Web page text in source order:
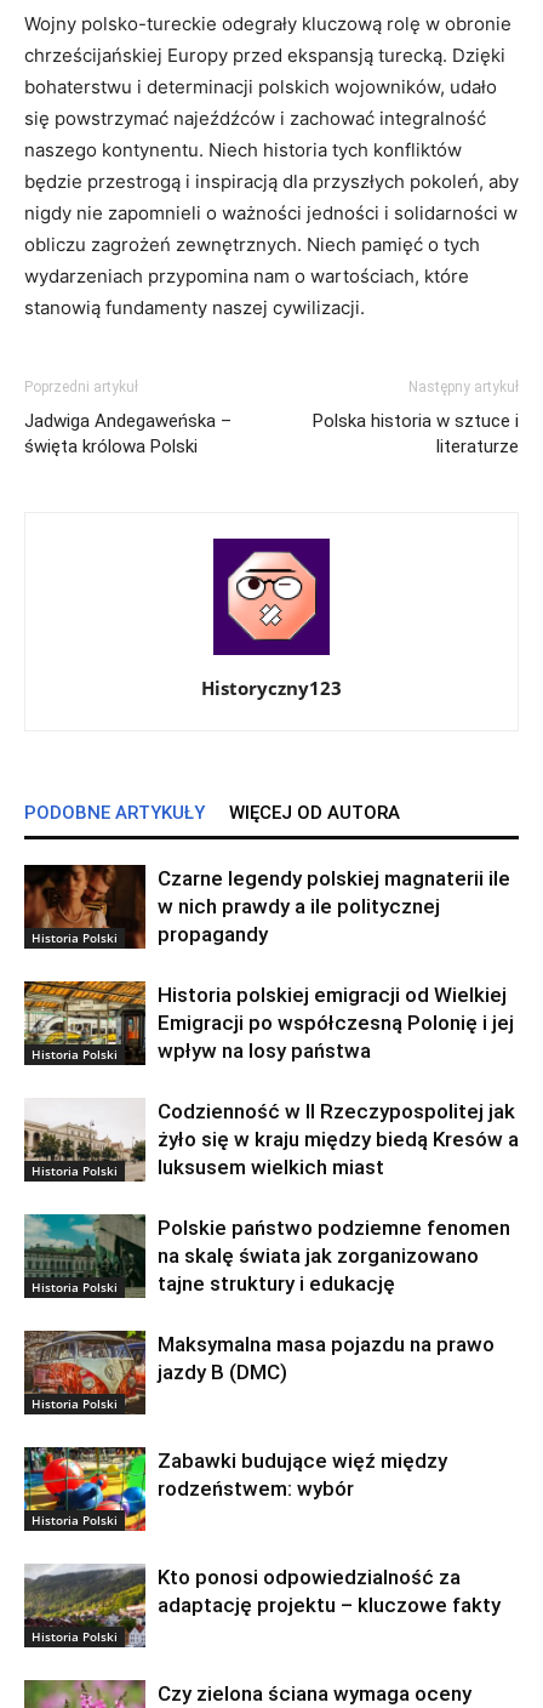
Wojny ‍polsko-tureckie odegrały kluczową ⁢rolę w obronie⁤
chrześcijańskiej Europy przed ekspansją turecką. Dzięki⁣
bohaterstwu i determinacji polskich wojowników, udało
się powstrzymać najeźdźców i zachować‌ integralność
naszego kontynentu. ⁢Niech historia‌ tych⁢ konfliktów
będzie przestrogą i inspiracją dla ​przyszłych‌ pokoleń,⁣ aby
nigdy nie‌ zapomnieli o ⁤ważności jedności ⁤i solidarności w
obliczu zagrożeń zewnętrznych. Niech pamięć o tych
wydarzeniach przypomina nam o wartościach, które
stanowią fundamenty naszej cywilizacji.
Poprzedni artykuł
Jadwiga Andegaweńska –
święta królowa Polski
Następny artykuł
Polska historia w sztuce i
literaturze
Historyczny123
PODOBNE ARTYKUŁY WIĘCEJ OD AUTORA
Historia Polski
Czarne legendy polskiej magnaterii ile
w nich prawdy a ile politycznej
propagandy
Historia Polski
Historia polskiej emigracji od Wielkiej
Emigracji po współczesną Polonię i jej
wpływ na losy państwa
Historia Polski
Codzienność w II Rzeczypospolitej jak
żyło się w kraju między biedą Kresów a
luksusem wielkich miast
Historia Polski
Polskie państwo podziemne fenomen
na skalę świata jak zorganizowano
tajne struktury i edukację
Historia Polski
Maksymalna masa pojazdu na prawo
jazdy B (DMC)
Historia Polski
Zabawki budujące więź między
rodzeństwem: wybór
Historia Polski
Kto ponosi odpowiedzialność za
adaptację projektu – kluczowe fakty
Czy zielona ściana wymaga oceny